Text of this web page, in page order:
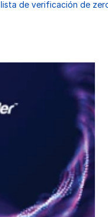
lista de verificación de